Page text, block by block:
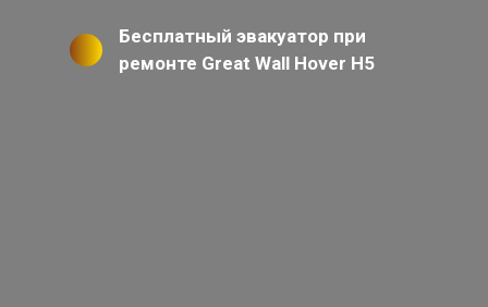
Бесплатный эвакуатор при
ремонте Great Wall Hover H5